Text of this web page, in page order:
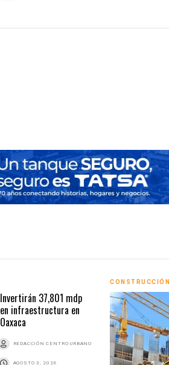
Invertirán 37,801 mdp
en infraestructura en
Oaxaca
REDACCIÓN CENTRO URBANO
AGOSTO 3, 2026
CONSTRUCCIÓN